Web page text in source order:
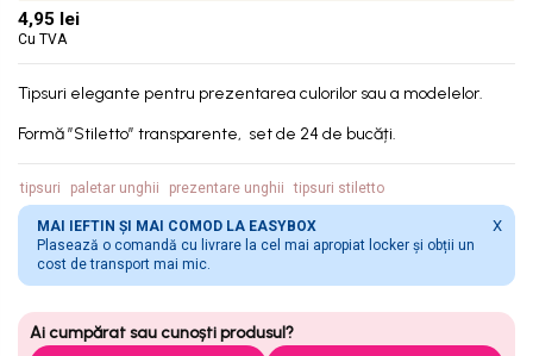
4,95 lei
Cu TVA
Tipsuri elegante pentru prezentarea culorilor sau a modelelor.
Formă ”Stiletto” transparente, set de 24 de bucăți.
tipsuri paletar unghii prezentare unghii tipsuri stiletto
MAI IEFTIN ȘI MAI COMOD LA EASYBOX
Plasează o comandă cu livrare la cel mai apropiat locker și obții un
cost de transport mai mic.
X